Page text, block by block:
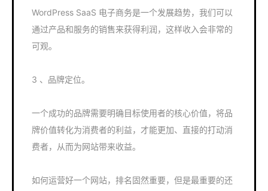
WordPress SaaS 电子商务是一个发展趋势，我们可以
通过产品和服务的销售来获得利润，这样收入会非常的
可观。
3 、品牌定位。
一个成功的品牌需要明确目标使用者的核心价值，将品
牌价值转化为消费者的利益，才能更加、直接的打动消
费者，从而为网站带来收益。
如何运营好一个网站，排名固然重要，但是最重要的还